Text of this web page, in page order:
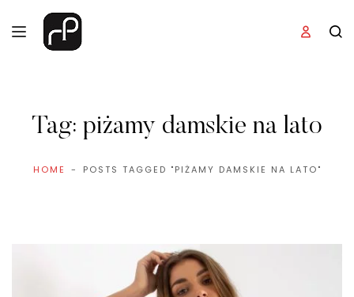
Tag: piżamy damskie na lato
HOME POSTS TAGGED "PIŻAMY DAMSKIE NA LATO"